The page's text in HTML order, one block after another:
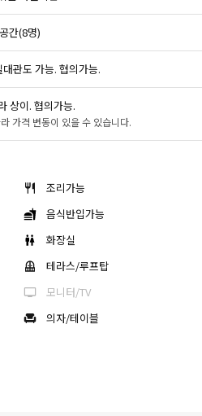
간(8명)
관도 가능. 협의가능.
상이. 협의가능.
가격 변동이 있을 수 있습니다.
조리가능
음식반입가능
화장실
테라스/루프탑
모니터/TV
의자/테이블